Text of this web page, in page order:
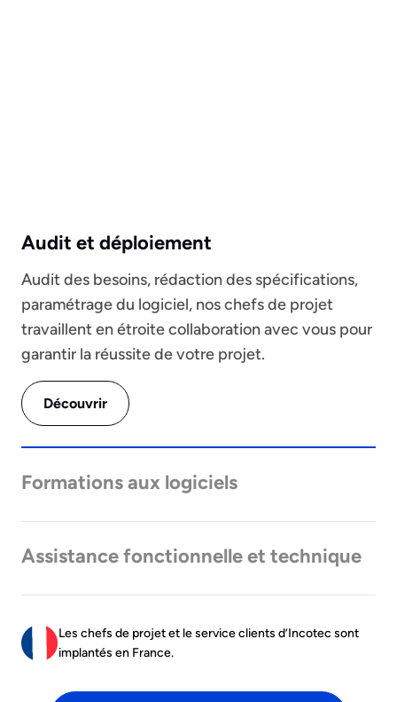
Audit et déploiement
Audit des besoins, rédaction des spécifications,
paramétrage du logiciel, nos chefs de projet
travaillent en étroite collaboration avec vous pour
garantir la réussite de votre projet.
Découvrir
Formations aux logiciels
Assistance fonctionnelle et technique
Les chefs de projet et le service clients d’Incotec sont
implantés en France.